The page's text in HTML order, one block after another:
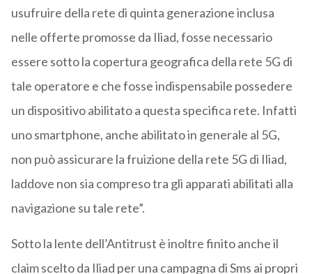
usufruire della rete di quinta generazione inclusa
nelle offerte promosse da Iliad, fosse necessario
essere sotto la copertura geografica della rete 5G di
tale operatore e che fosse indispensabile possedere
un dispositivo abilitato a questa specifica rete. Infatti
uno smartphone, anche abilitato in generale al 5G,
non può assicurare la fruizione della rete 5G di Iliad,
laddove non sia compreso tra gli apparati abilitati alla
navigazione su tale rete”.
Sotto la lente dell’Antitrust è inoltre finito anche il
claim scelto da Iliad per una campagna di Sms ai propri